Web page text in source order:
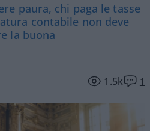
paura, chi paga le tasse
contabile non deve
la buona
1.5k 1